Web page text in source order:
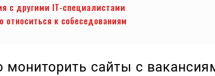
с другими IT-специалистами
относиться к собеседованиям
мониторить сайты с